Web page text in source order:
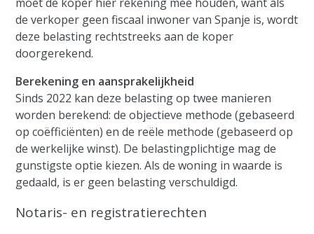
de verkoper geen fiscaal inwoner van Spanje is, wordt
deze belasting rechtstreeks aan de koper
doorgerekend.
Berekening en aansprakelijkheid
Sinds 2022 kan deze belasting op twee manieren
worden berekend: de objectieve methode (gebaseerd
op coëfficiënten) en de reële methode (gebaseerd op
de werkelijke winst). De belastingplichtige mag de
gunstigste optie kiezen. Als de woning in waarde is
gedaald, is er geen belasting verschuldigd.
Notaris- en registratierechten